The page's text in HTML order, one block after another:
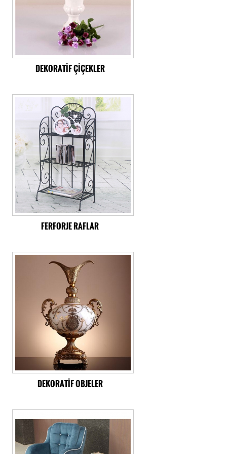
DEKORATİF ÇİÇEKLER
FERFORJE RAFLAR
DEKORATİF OBJELER